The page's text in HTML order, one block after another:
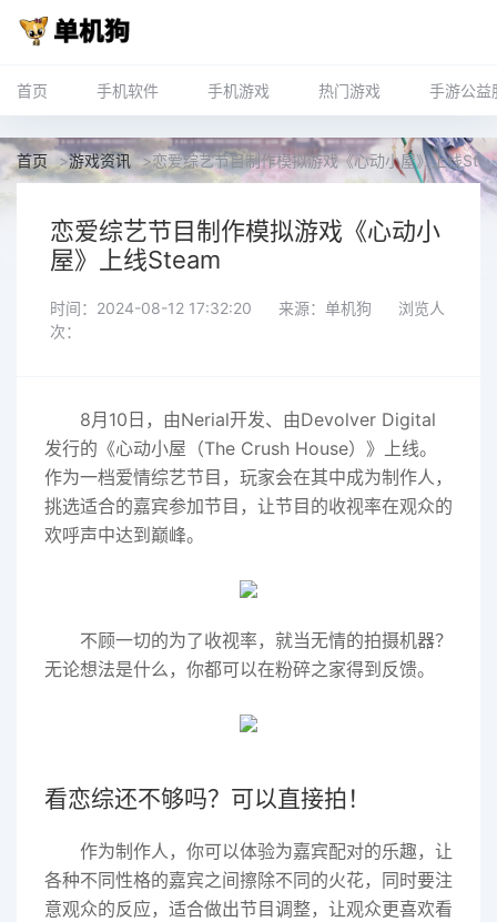
首页 手机软件 手机游戏 热门游戏 手游公益
首页 >游戏资讯 >恋爱综艺节目制作模拟游戏《心动小屋》上线
恋爱综艺节目制作模拟游戏《心动小
屋》上线Steam
时间：2024-08-12 17:32:20 来源：单机狗
浏览人
次：
8月10日，由Nerial开发、由Devolver Digital
发行的《心动小屋（The Crush House）》上线。
作为一档爱情综艺节目，玩家会在其中成为制作人，
挑选适合的嘉宾参加节目，让节目的收视率在观众的
欢呼声中达到巅峰。
不顾一切的为了收视率，就当无情的拍摄机器？
无论想法是什么，你都可以在粉碎之家得到反馈。
看恋综还不够吗？可以直接拍！
作为制作人，你可以体验为嘉宾配对的乐趣，让
各种不同性格的嘉宾之间擦除不同的火花，同时要注
意观众的反应，适合做出节目调整，让观众更喜欢看